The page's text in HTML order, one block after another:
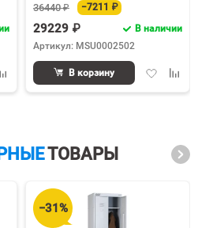
36440 ₽ −7211 ₽
29229 ₽
В наличии
Артикул: MSU0002502
Добавить
В корзину
ТОВАРЫ
−31%